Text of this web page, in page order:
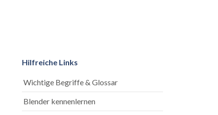
Hilfreiche Links
Wichtige Begriffe & Glossar
Blender kennenlernen